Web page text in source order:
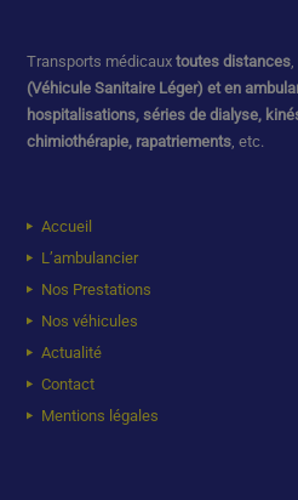
Transports médicaux toutes distances
(Véhicule Sanitaire Léger) et en
hospitalisations, séries de dialyse,
chimiothérapie, rapatriements, etc.
Accueil
L’ambulancier
Nos Prestations
Nos véhicules
Actualité
Contact
Mentions légales